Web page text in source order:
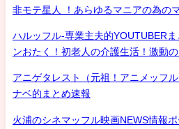
非モテ星人 ！あらゆるマニアの為の
ハルッフル-専業主夫的YOUTUBER
ンおたく！初老人の介護生活！激動
アニゲタレスト（元祖！アニメッフ
ナベ的まとめ速報
火浦のシネマッフル映画NEWS情報